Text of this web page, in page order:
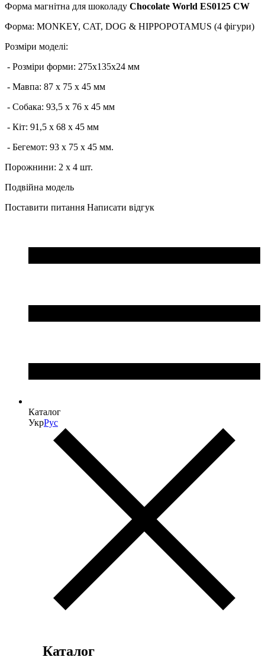
Форма магнітна для шоколаду Chocolate World ES0125 CW
Форма: MONKEY, CAT, DOG & HIPPOPOTAMUS (4 фігури)
Розміри моделі:
- Розміри форми: 275x135x24 мм
- Мавпа: 87 х 75 х 45 мм
- Собака: 93,5 х 76 х 45 мм
- Кіт: 91,5 х 68 х 45 мм
- Бегемот: 93 х 75 х 45 мм.
Порожнини: 2 х 4 шт.
Подвійна модель
Поставити питання Написати відгук
Каталог
УкрРус
Каталог